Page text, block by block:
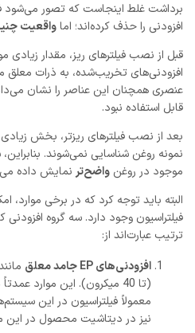
برداشت غلط اینجاست که تصور می‌شود
افزودنی را حذف کرده‌اند؛ اماواقعیت
قبل از نصب فیلترهای ریز، مقدار
افزودنی‌های تخریب‌شده، به ذرات معلق
عنصری همچنان این عناصر را نشان
قابل استفاده نبود.
بعد از نصب فیلترهای ریزتر، بخش
نمونه روغن شناسایی نمی‌شوند.
موجود در روغن واضح‌تر نمایش داده
البته باید توجه کرد که در برخی
فیلتراسیون وجود دارد. سه گروه
ترتیب عبارت‌اند از:
افزودنی‌های EP جامد معلق
(تا 40 میکرون). این موارد
معمولاً فیلتراسیون در این
نیز در دیتاشیت محصول در این